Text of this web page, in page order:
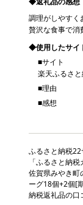
調理がしやすく
贅沢な食事で消
◆使用したサイ
■サイト
楽天ふるさ
■理由
■感想
ふるさと納税
「ふるさと納税
佐賀県みやき町
ーグ18個+2個[
納税返礼品の口